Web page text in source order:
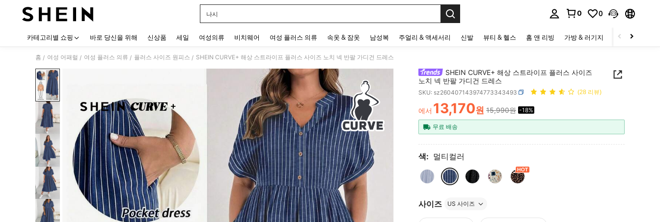
나시
0 0
카테고리별 쇼핑 바로 당신을 위해 신상품 세일 여성의류 비치웨어 여성 플러스 의류 속옷 & 잠옷 남성복 주얼리 & 액세서리 신발 뷰티 & 헬스 홈 앤 리빙 가방 & 러기지 스포츠 & 아웃
홈 / 여성 어패럴 / 여성 플러스 의류 / 플러스 사이즈 원피스 / SHEIN CURVE+ 해상 스트라이프 플러스 사이즈 노치 넥 반팔 가디건 드레스
SHEIN CURVE+ 해상 스트라이프 플러스 사이즈
노치 넥 반팔 가디건 드레스
SKU: sz260407143974773343493 (28 리뷰)
PRICE AND AVAILABILITY
에서 13,170원 15,990원 -18%
무료 배송
색: 멀티컬러
사이즈 US 사이즈